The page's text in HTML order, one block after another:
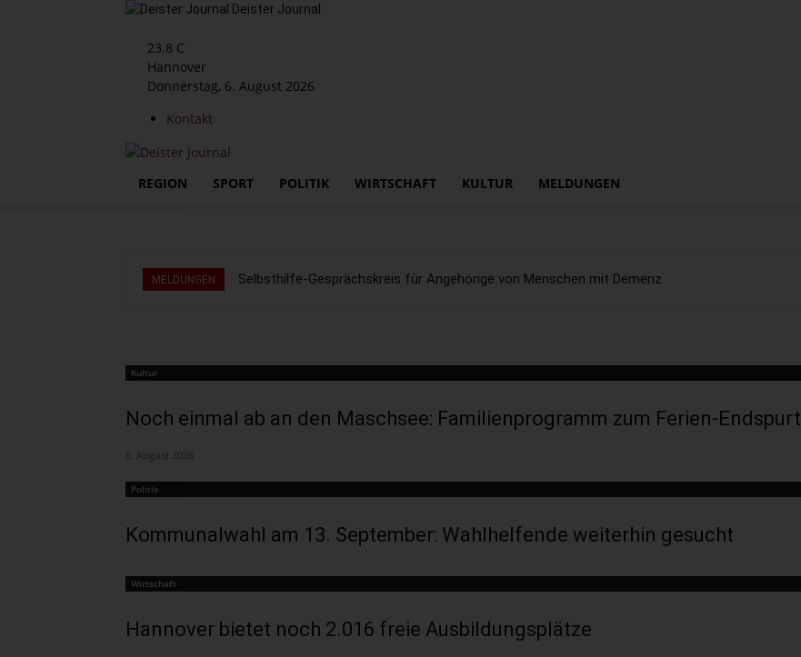
Deister Journal
23.8 C
Hannover
Donnerstag, 6. August 2026
Kontakt
REGION SPORT POLITIK WIRTSCHAFT KULTUR MELDUNGEN
MELDUNGEN Selbsthilfe-Gesprächskreis für Angehörige von Menschen mit Demenz
Kultur
Noch einmal ab an den Maschsee: Familienprogramm zum Ferien-Endspurt
6. August 2026
Politik
Kommunalwahl am 13. September: Wahlhelfende weiterhin gesucht
Wirtschaft
Hannover bietet noch 2.016 freie Ausbildungsplätze